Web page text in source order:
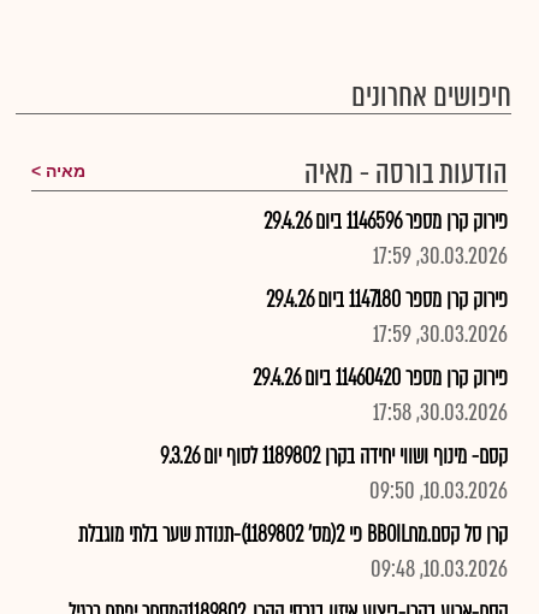
חיפושים אחרונים
הודעות בורסה - מאיה
מאיה
פירוק קרן מספר 1146596 ביום 29.4.26
30.03.2026, 17:59
פירוק קרן מספר 1147180 ביום 29.4.26
30.03.2026, 17:59
פירוק קרן מספר 11460420 ביום 29.4.26
30.03.2026, 17:58
קסם- מינוף ושווי יחידה בקרן 1189802 לסוף יום 9.3.26
10.03.2026, 09:50
קרן סל קסם.מחBBOIL פי 2(מס' 1189802)-תנודת שער בלתי מוגבלת
10.03.2026, 09:48